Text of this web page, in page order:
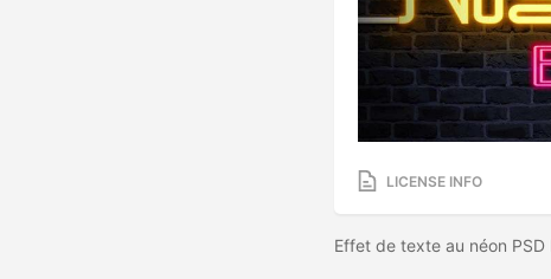
LICENSE INFO
Effet de texte au néon